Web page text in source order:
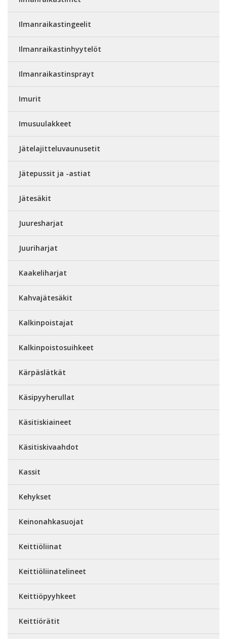
Ilmanraikastingeelit
Ilmanraikastinhyytelöt
Ilmanraikastinsprayt
Imurit
Imusuulakkeet
Jätelajitteluvaunusetit
Jätepussit ja -astiat
Jätesäkit
Juuresharjat
Juuriharjat
Kaakeliharjat
Kahvajätesäkit
Kalkinpoistajat
Kalkinpoistosuihkeet
Kärpäslätkät
Käsipyyherullat
Käsitiskiaineet
Käsitiskivaahdot
Kassit
Kehykset
Keinonahkasuojat
Keittiöliinat
Keittiöliinatelineet
Keittiöpyyhkeet
Keittiörätit